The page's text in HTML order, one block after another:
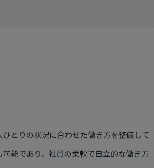
とりの状況に合わせた働き方を整備して
能であり、社員の柔軟で自立的な働き方